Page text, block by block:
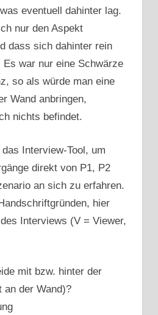
eventuell dahinter lag.
nur den Aspekt
dass sich dahinter rein
war nur eine Schwärze
so als würde man eine
Wand anbringen,
nichts befindet.
Interview-Tool, um
direkt von P1, P2
an sich zu erfahren.
hier
Interviews (V = Viewer,
mit bzw. hinter der
an der Wand)?